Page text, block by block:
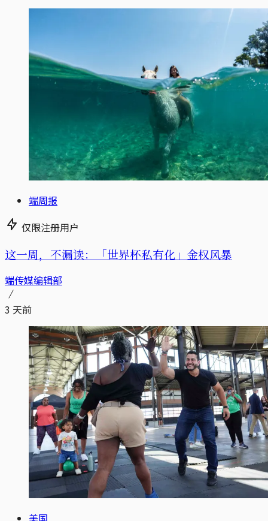
端周报
仅限注册用户
这一周，不漏读：「世界杯私有化」金权风暴
端传媒编辑部
3 天前